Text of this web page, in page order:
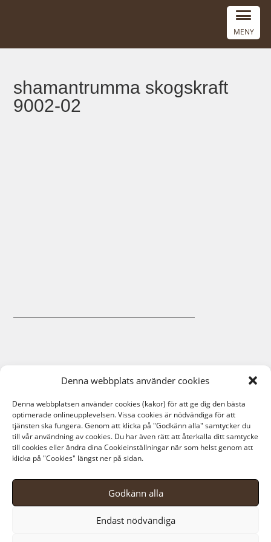
Denna webbplats använder cookies
Denna webbplatsen använder cookies (kakor) för att ge dig den bästa
optimerade onlineupplevelsen. Vissa cookies är nödvändiga för att
tjänsten ska fungera. Genom att klicka på "Godkänn alla" samtycker du
till vår användning av cookies. Du har även rätt att återkalla ditt samtycke
till cookies eller ändra dina Cookieinställningar när som helst genom att
klicka på "Cookies" längst ner på sidan.
Godkänn alla
Endast nödvändiga
MENY
shamantrumma skogskraft
9002-02